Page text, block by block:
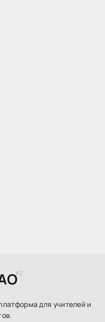
KZ
для учителей и